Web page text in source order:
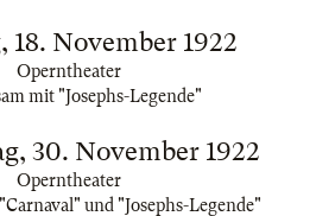
18. November 1922
Operntheater
mit "Josephs-Legende"
30. November 1922
Operntheater
und "Josephs-Legende"